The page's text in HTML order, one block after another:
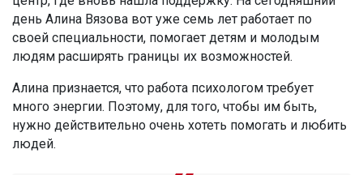
день Алина Вязова вот уже семь лет работает по
своей специальности, помогает детям и молодым
людям расширять границы их возможностей.
Алина признается, что работа психологом требует
много энергии. Поэтому, для того, чтобы им быть,
нужно действительно очень хотеть помогать и любить
людей.